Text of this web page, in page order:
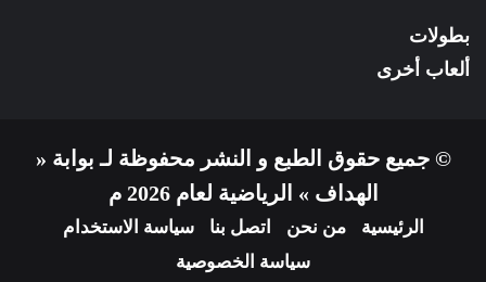
بطولات
ألعاب أخرى
© جميع حقوق الطبع و النشر محفوظة لـ بوابة «
الهداف » الرياضية لعام 2026 م
الرئيسية من نحن اتصل بنا
سياسة الاستخدام
سياسة الخصوصية